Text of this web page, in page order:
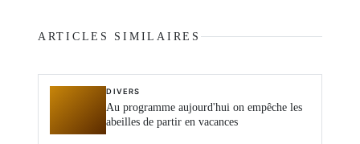
ARTICLES SIMILAIRES
DIVERS
Au programme aujourd'hui on empêche les
abeilles de partir en vacances